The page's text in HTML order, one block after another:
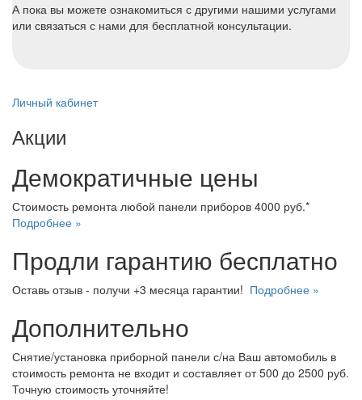
А пока вы можете ознакомиться с другими нашими услугами
или связаться с нами для бесплатной консультации.
Личный кабинет
Акции
Демократичные цены
Стоимость ремонта любой панели приборов 4000 руб.*
Подробнее »
Продли гарантию бесплатно
Оставь отзыв - получи +3 месяца гарантии! Подробнее »
Дополнительно
Снятие/установка приборной панели с/на Ваш автомобиль в
стоимость ремонта не входит и составляет от 500 до 2500 руб.
Точную стоимость уточняйте!